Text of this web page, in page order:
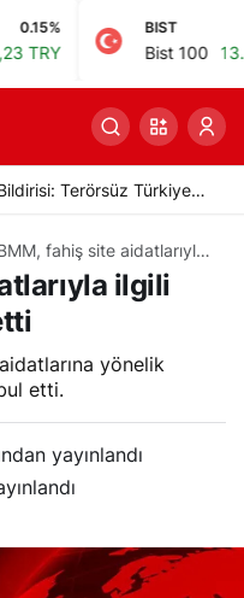
BIST
Bist 100
Terörsüz Türkiye
kaydedildi
fahiş site aidatlarıyla
düzenlemeyi kabul etti
ilgili
yönelik
etti.
yayınlandı
0 Paylaş